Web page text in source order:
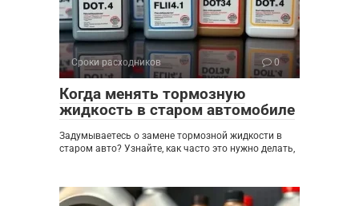
Сроки расходников 0
Когда менять тормозную
жидкость в старом автомобиле
Задумываетесь о замене тормозной жидкости в
старом авто? Узнайте, как часто это нужно делать,